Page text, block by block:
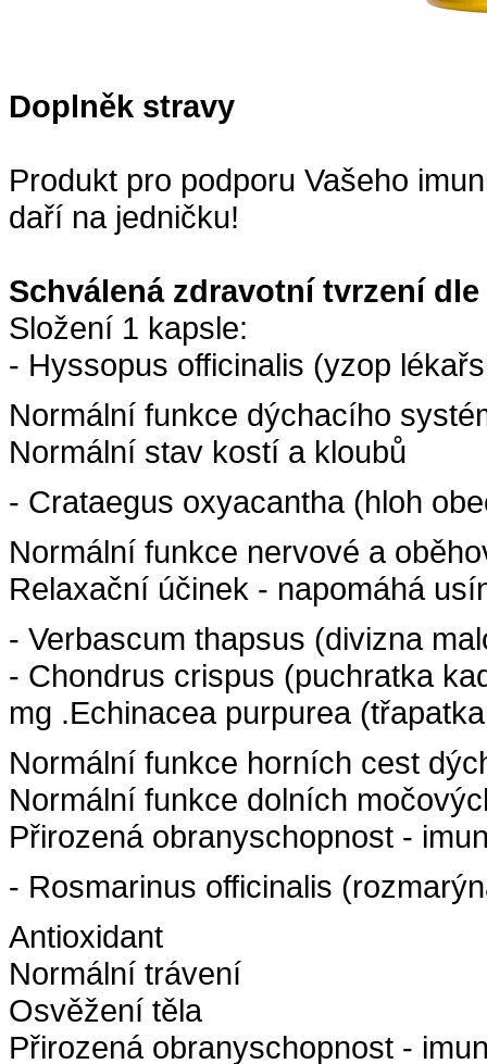
Doplněk stravy
Produkt pro podporu Vašeho
daří na jedničku!
Schválená zdravotní tvrzení
Složení 1 kapsle:
- Hyssopus officinalis (yzop
Normální funkce dýchacího
Normální stav kostí a kloubů
- Crataegus oxyacantha (hloh
Normální funkce nervové a
Relaxační účinek - napomáhá
- Verbascum thapsus (divizna
- Chondrus crispus (puchratka
mg .Echinacea purpurea
Normální funkce horních cest
Normální funkce dolních
Přirozená obranyschopnost -
- Rosmarinus officinalis
Antioxidant
Normální trávení
Osvěžení těla
Přirozená obranyschopnost -